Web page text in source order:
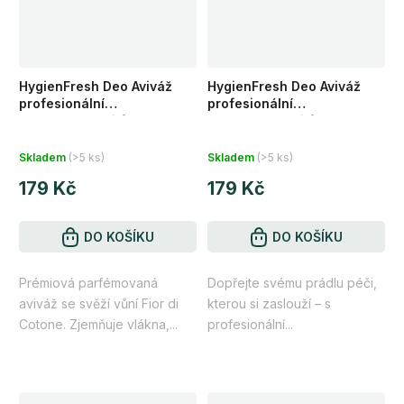
HygienFresh Deo Aviváž
profesionální
koncentrovaná formulace
Skladem (>5 ks)
179 Kč
DO KOŠÍKU
Prémiová parfémovaná
aviváž se svěží vůní Fior di
Cotone. Zjemňuje vlákna,...
HygienFresh Deo Aviváž
profesionální
koncentrovaná formulace
Skladem (>5 ks)
179 Kč
DO KOŠÍKU
Dopřejte svému prádlu péči,
kterou si zaslouží – s
profesionální...